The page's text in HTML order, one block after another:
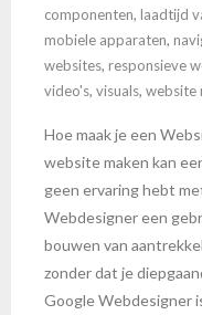
componenten, laadtijd
mobiele apparaten,
websites, responsieve
video's, visuals, website
Hoe maak je een
website maken kan
geen ervaring hebt
Webdesigner een
bouwen van
zonder dat je
Google Webdesigner